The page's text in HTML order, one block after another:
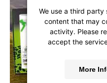
We use a third
content that may
activity. Please
accept the
More